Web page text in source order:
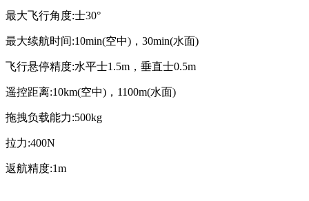
最大飞行角度:士30°
最大续航时间:10min(空中)，30min(水面)
飞行悬停精度:水平士1.5m，垂直士0.5m
遥控距离:10km(空中)，1100m(水面)
拖拽负载能力:500kg
拉力:400N
返航精度:1m